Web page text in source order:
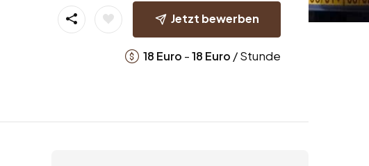
Jetzt bewerben
18 Euro -18 Euro / Stunde